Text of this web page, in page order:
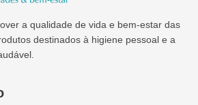
a qualidade de vida e bem-estar das
destinados à higiene pessoal e a